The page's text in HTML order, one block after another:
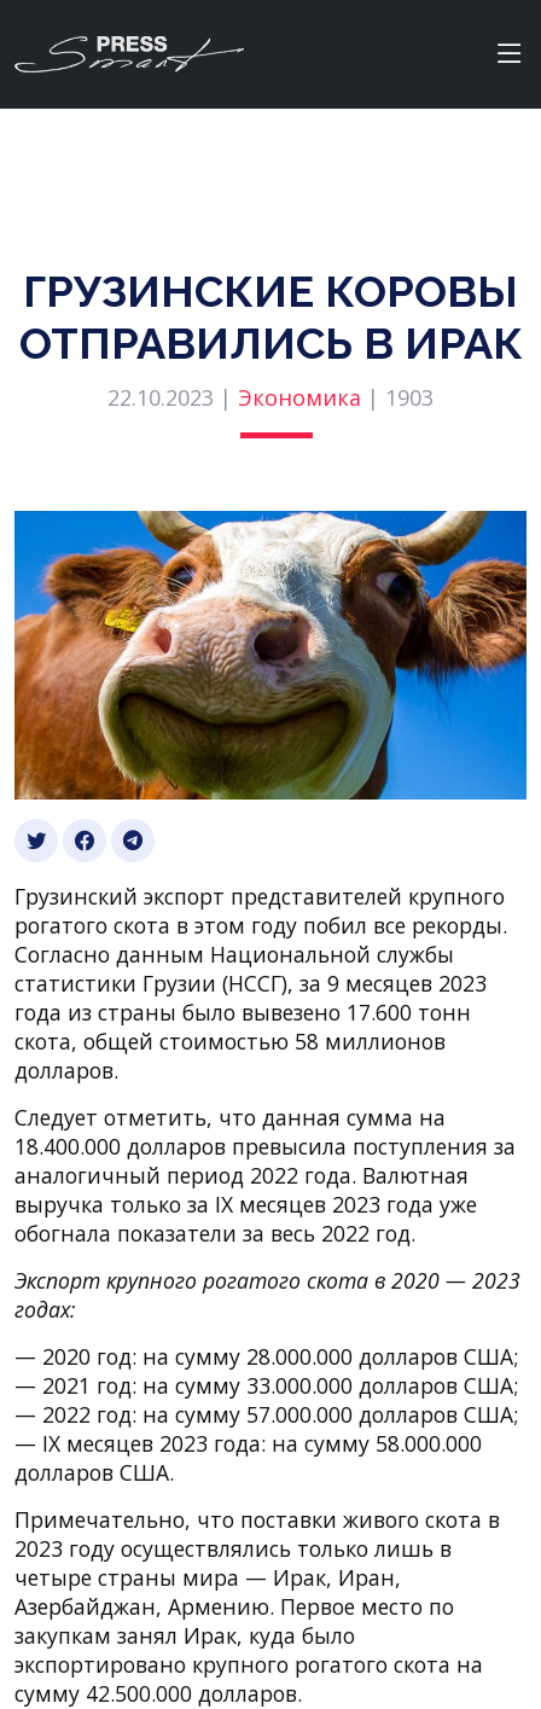
ГРУЗИНСКИЕ КОРОВЫ
ОТПРАВИЛИСЬ В ИРАК
22.10.2023 | Экономика | 1903
Грузинский экспорт представителей крупного
рогатого скота в этом году побил все рекорды.
Согласно данным Национальной службы
статистики Грузии (НССГ), за 9 месяцев 2023
года из страны было вывезено 17.600 тонн
скота, общей стоимостью 58 миллионов
долларов.
Следует отметить, что данная сумма на
18.400.000 долларов превысила поступления за
аналогичный период 2022 года. Валютная
выручка только за IX месяцев 2023 года уже
обогнала показатели за весь 2022 год.
Экспорт крупного рогатого скота в 2020 — 2023
годах:
— 2020 год: на сумму 28.000.000 долларов США;
— 2021 год: на сумму 33.000.000 долларов США;
— 2022 год: на сумму 57.000.000 долларов США;
— IX месяцев 2023 года: на сумму 58.000.000
долларов США.
Примечательно, что поставки живого скота в
2023 году осуществлялись только лишь в
четыре страны мира — Ирак, Иран,
Азербайджан, Армению. Первое место по
закупкам занял Ирак, куда было
экспортировано крупного рогатого скота на
сумму 42.500.000 долларов.